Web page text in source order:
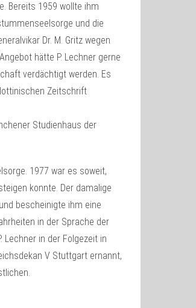
Bereits 1959 wollte ihm
und die
Dr. M. Gritz wegen
hätte P. Lechner gerne
verdächtigt werden. Es
Zeitschrift
Studienhaus der
1977 war es soweit,
konnte. Der damalige
bescheinigte ihm eine
in der Sprache der
Lechner in der Folgezeit in
V Stuttgart ernannt,